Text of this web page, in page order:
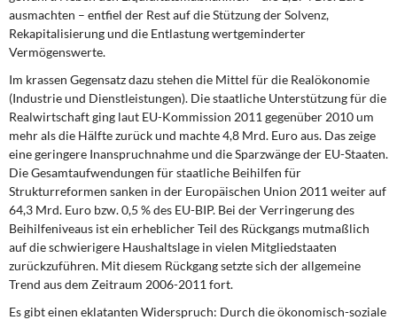
ausmachten – entfiel der Rest auf die Stützung der Solvenz,
Rekapitalisierung und die Entlastung wertgeminderter
Vermögenswerte.
Im krassen Gegensatz dazu stehen die Mittel für die Realökonomie
(Industrie und Dienstleistungen). Die staatliche Unterstützung für die
Realwirtschaft ging laut EU-Kommission 2011 gegenüber 2010 um
mehr als die Hälfte zurück und machte 4,8 Mrd. Euro aus. Das zeige
eine geringere Inanspruchnahme und die Sparzwänge der EU-Staaten.
Die Gesamtaufwendungen für staatliche Beihilfen für
Strukturreformen sanken in der Europäischen Union 2011 weiter auf
64,3 Mrd. Euro bzw. 0,5 % des EU-BIP. Bei der Verringerung des
Beihilfeniveaus ist ein erheblicher Teil des Rückgangs mutmaßlich
auf die schwierigere Haushaltslage in vielen Mitgliedstaaten
zurückzuführen. Mit diesem Rückgang setzte sich der allgemeine
Trend aus dem Zeitraum 2006-2011 fort.
Es gibt einen eklatanten Widerspruch: Durch die ökonomisch-soziale